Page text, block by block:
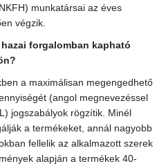
munkatársai az éves
végzik.
forgalomban kapható
a maximálisan megengedhető
(angol megnevezéssel
jogszabályok rögzítik. Minél
a termékeket, annál nagyobb
fellelik az alkalmazott szerek
alapján a termékek 40-